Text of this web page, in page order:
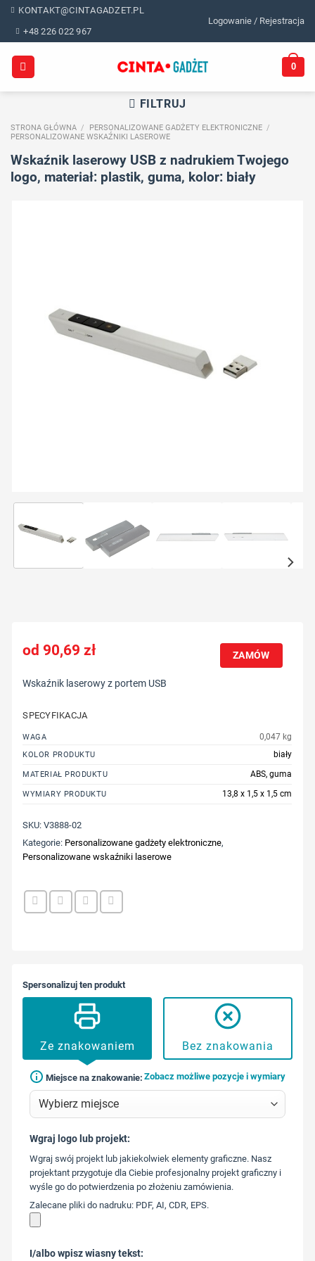
Skip
content
KONTAKT@CINTAGADZET.PL
+48 226 022 967
Logowanie / Rejestracja
0
FILTRUJ
STRONA GŁÓWNA / PERSONALIZOWANE GADŻETY ELEKTRONICZNE /
PERSONALIZOWANE WSKAŹNIKI LASEROWE
Wskaźnik laserowy USB z nadrukiem Twojego
logo, materiał: plastik, guma, kolor: biały
90,69zł ZAMÓW
Wskaźnik laserowy z portem USB
SPECYFIKACJA
WAGA 0,047 kg
KOLOR PRODUKTU biały
MATERIAŁ PRODUKTU ABS, guma
WYMIARY PRODUKTU 13,8 x 1,5 x 1,5 cm
SKU:V3888-02
Kategorie: Personalizowane gadżety elektroniczne,
Personalizowane wskaźniki laserowe
Spersonalizuj ten produkt
Ze znakowaniem Bez znakowania
Miejsce na znakowanie: Zobacz możliwe pozycje i wymiary
573 568
217
Wgraj logo lub projekt:
Wgraj swój projekt lub jakiekolwiek elementy graficzne. Nasz
projektant przygotuje dla Ciebie profesjonalny projekt graficzny i
wyśle go do potwierdzenia po złożeniu zamówienia.
Zalecane pliki do nadruku: PDF, AI, CDR, EPS.
I/albo wpisz wiasny tekst: